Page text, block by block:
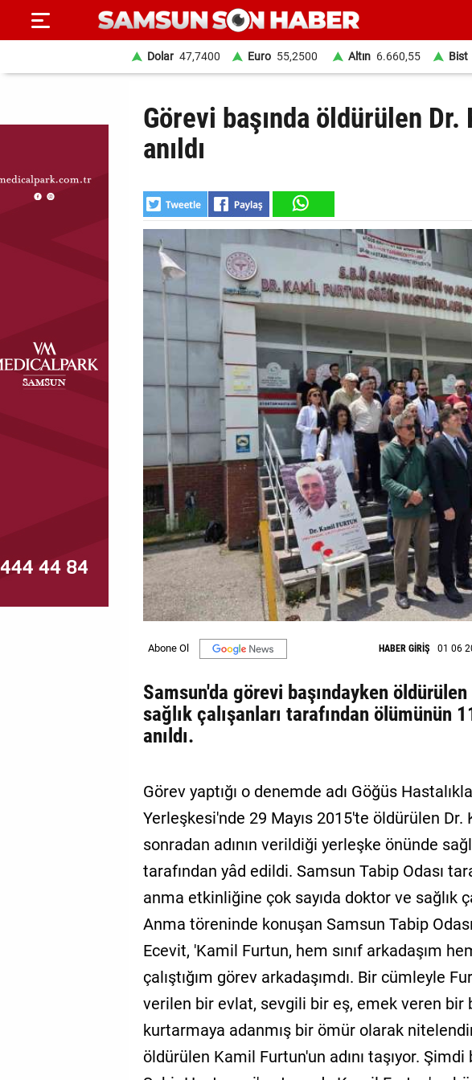
SAYFA
HABER
DÜNYA
MAGAZİN
Künye
İletişim
Dolar 47,7400 Euro 55,2500 Altın 6.660,55 Bist
Görevi başında öldürülen
anıldı
HABER GİRİŞ 01 06
Samsun'da görevi başındayken
sağlık çalışanları tarafından ölümünün
anıldı.
Görev yaptığı o denemde adı Göğüs
Yerleşkesi'nde 29 Mayıs 2015'te öldürülen Dr.
sonradan adının verildiği yerleşke önünde
tarafından yâd edildi. Samsun Tabip Odası
anma etkinliğine çok sayıda doktor ve sağlık
Anma töreninde konuşan Samsun Tabip
Ecevit, 'Kamil Furtun, hem sınıf arkadaşım
çalıştığım görev arkadaşımdı. Bir cümleyle
verilen bir evlat, sevgili bir eş, emek veren bir
kurtarmaya adanmış bir ömür olarak
öldürülen Kamil Furtun'un adını taşıyor. Şimdi